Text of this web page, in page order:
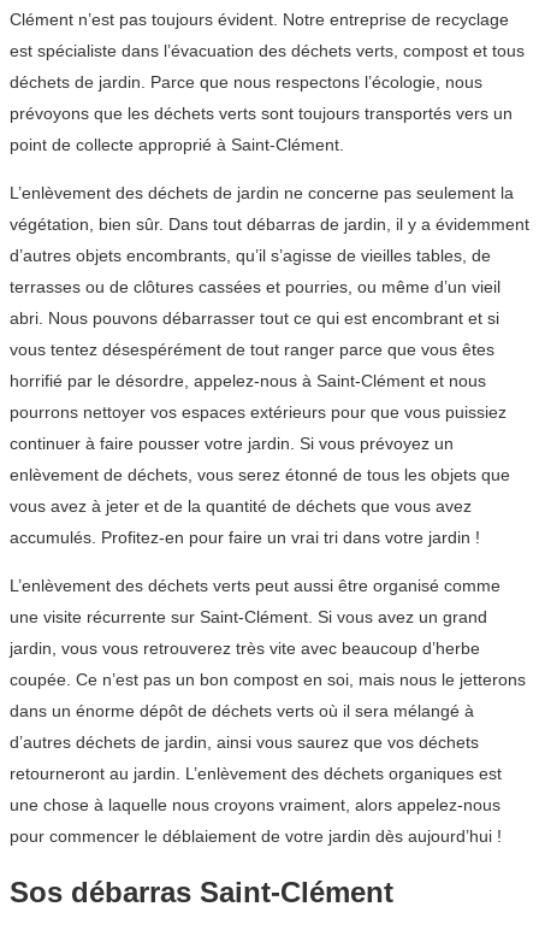
Clément n’est pas toujours évident. Notre entreprise de recyclage
est spécialiste dans l’évacuation des déchets verts, compost et tous
déchets de jardin. Parce que nous respectons l’écologie, nous
prévoyons que les déchets verts sont toujours transportés vers un
point de collecte approprié à Saint-Clément.
L’enlèvement des déchets de jardin ne concerne pas seulement la
végétation, bien sûr. Dans tout débarras de jardin, il y a évidemment
d’autres objets encombrants, qu’il s’agisse de vieilles tables, de
terrasses ou de clôtures cassées et pourries, ou même d’un vieil
abri. Nous pouvons débarrasser tout ce qui est encombrant et si
vous tentez désespérément de tout ranger parce que vous êtes
horrifié par le désordre, appelez-nous à Saint-Clément et nous
pourrons nettoyer vos espaces extérieurs pour que vous puissiez
continuer à faire pousser votre jardin. Si vous prévoyez un
enlèvement de déchets, vous serez étonné de tous les objets que
vous avez à jeter et de la quantité de déchets que vous avez
accumulés. Profitez-en pour faire un vrai tri dans votre jardin !
L’enlèvement des déchets verts peut aussi être organisé comme
une visite récurrente sur Saint-Clément. Si vous avez un grand
jardin, vous vous retrouverez très vite avec beaucoup d’herbe
coupée. Ce n’est pas un bon compost en soi, mais nous le jetterons
dans un énorme dépôt de déchets verts où il sera mélangé à
d’autres déchets de jardin, ainsi vous saurez que vos déchets
retourneront au jardin. L’enlèvement des déchets organiques est
une chose à laquelle nous croyons vraiment, alors appelez-nous
pour commencer le déblaiement de votre jardin dès aujourd’hui !
Sos débarras Saint-Clément